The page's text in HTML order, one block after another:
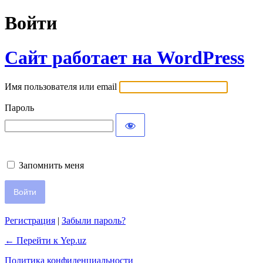
Войти
Сайт работает на WordPress
Имя пользователя или email
Пароль
Запомнить меня
Регистрация | Забыли пароль?
← Перейти к Yep.uz
Политика конфиденциальности